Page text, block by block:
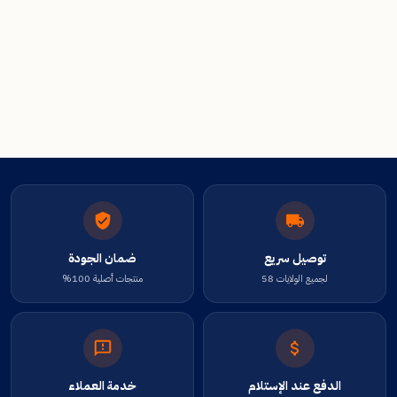
توصيل سريع
لجميع الولايات 58
ضمان الجودة
منتجات أصلية 100%
الدفع عند الإستلام خدمة العملاء